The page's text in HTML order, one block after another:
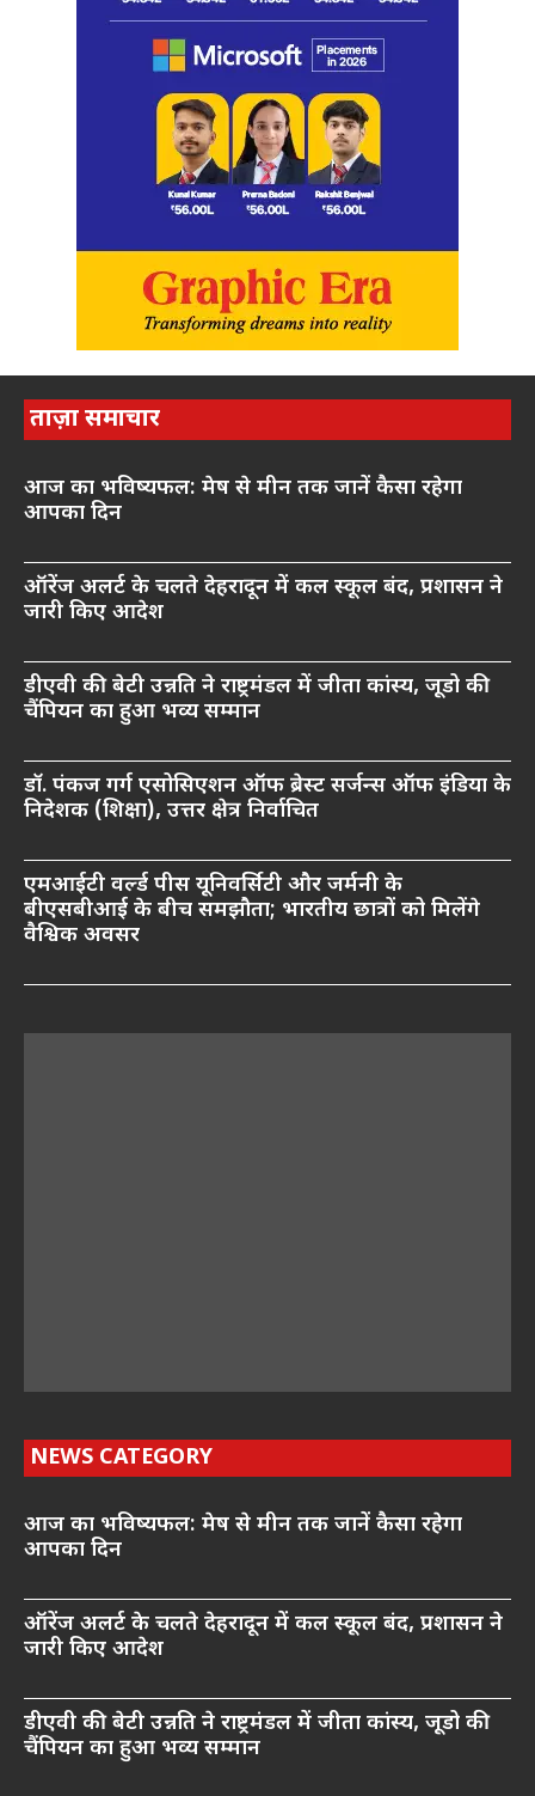
ताज़ा समाचार
आज का भविष्यफल: मेष से मीन तक जानें कैसा रहेगा
आपका दिन
ऑरेंज अलर्ट के चलते देहरादून में कल स्कूल बंद, प्रशासन ने
जारी किए आदेश
डीएवी की बेटी उन्नति ने राष्ट्रमंडल में जीता कांस्य, जूडो की
चैंपियन का हुआ भव्य सम्मान
डॉ. पंकज गर्ग एसोसिएशन ऑफ ब्रेस्ट सर्जन्स ऑफ इंडिया के
निदेशक (शिक्षा), उत्तर क्षेत्र निर्वाचित
एमआईटी वर्ल्ड पीस यूनिवर्सिटी और जर्मनी के
बीएसबीआई के बीच समझौता; भारतीय छात्रों को मिलेंगे
वैश्विक अवसर
NEWS CATEGORY
आज का भविष्यफल: मेष से मीन तक जानें कैसा रहेगा
आपका दिन
ऑरेंज अलर्ट के चलते देहरादून में कल स्कूल बंद, प्रशासन ने
जारी किए आदेश
डीएवी की बेटी उन्नति ने राष्ट्रमंडल में जीता कांस्य, जूडो की
चैंपियन का हुआ भव्य सम्मान